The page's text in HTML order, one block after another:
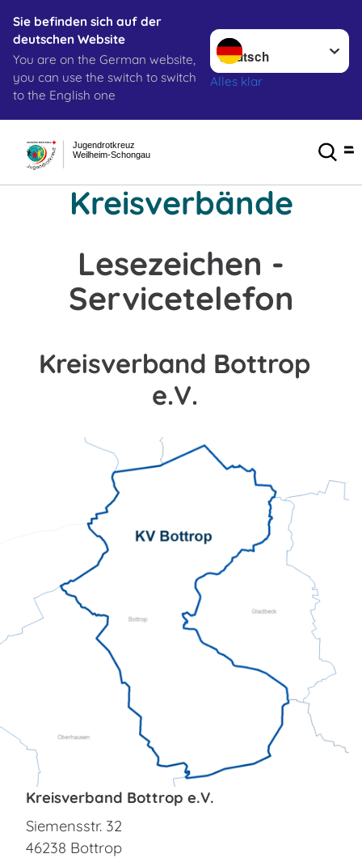
Sie befinden sich auf der
deutschen Website
You are on the German website,
you can use the switch to switch
to the English one
Sprache wechseln zu
Alles klar
Weilheim-Schongau
Jugendrotkreuz
Kreisverbände
Lesezeichen -
Servicetelefon
Kreisverband Bottrop
e.V.
Kreisverband Bottrop e.V.
Siemensstr. 32
46238 Bottrop